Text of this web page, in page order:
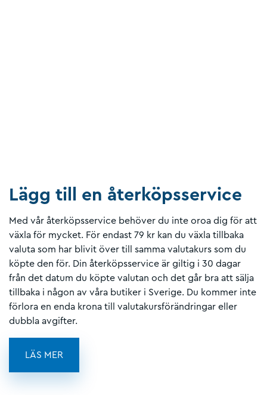
Lägg till en återköpsservice
Med vår återköpsservice behöver du inte oroa dig för att
växla för mycket. För endast 79 kr kan du växla tillbaka
valuta som har blivit över till samma valutakurs som du
köpte den för. Din återköpsservice är giltig i 30 dagar
från det datum du köpte valutan och det går bra att sälja
tillbaka i någon av våra butiker i Sverige. Du kommer inte
förlora en enda krona till valutakursförändringar eller
dubbla avgifter.
LÄS MER